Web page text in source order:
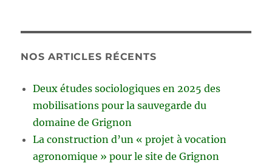
NOS ARTICLES RÉCENTS
Deux études sociologiques en 2025 des
mobilisations pour la sauvegarde du
domaine de Grignon
La construction d’un « projet à vocation
agronomique » pour le site de Grignon